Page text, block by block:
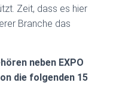
Zeit, dass es hier
Branche das
neben EXPO
die folgenden 15